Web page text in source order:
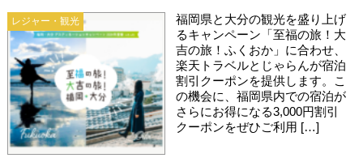
レジャー・観光
福岡県と大分の観光を盛り上げ
るキャンペーン「至福の旅！大
吉の旅！ふくおか」に合わせ、
楽天トラベルとじゃらんが宿泊
割引クーポンを提供します。こ
の機会に、福岡県内での宿泊が
さらにお得になる3,000円割引
クーポンをぜひご利用 […]